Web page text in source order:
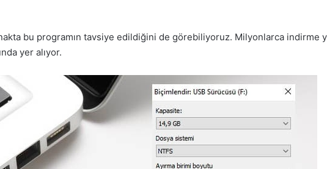
bu programın tavsiye edildiğini de görebiliyoruz. Milyonlarca indirme
yer alıyor.